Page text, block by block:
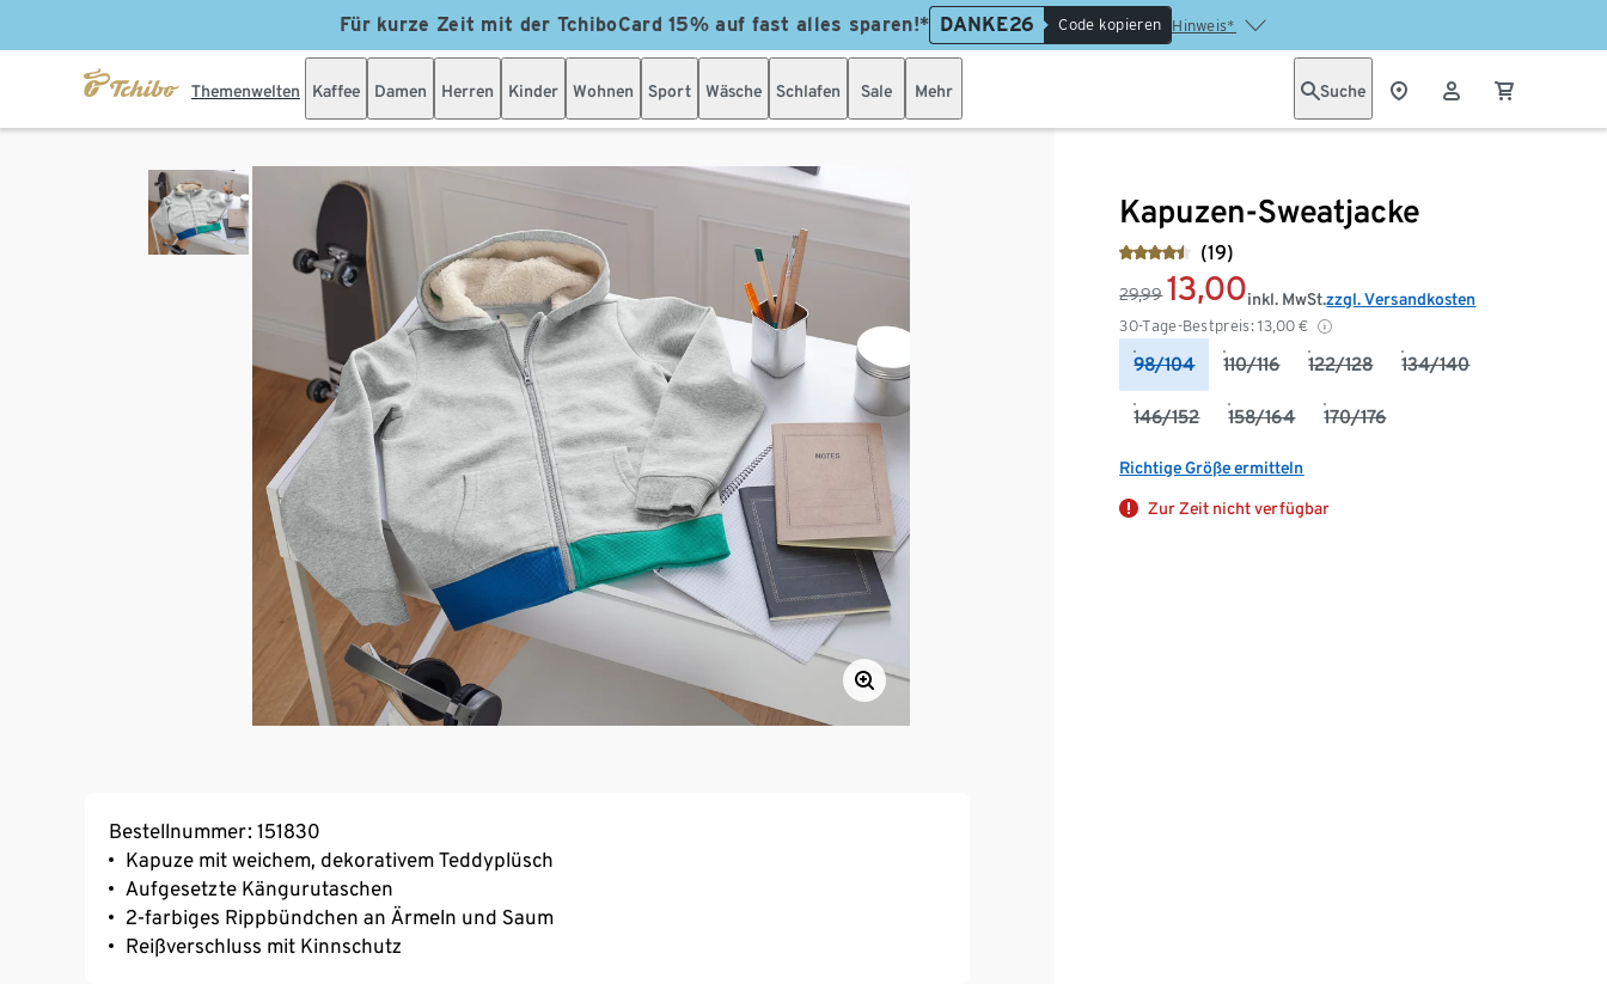
Für kurze Zeit mit der TchiboCard 15% auf fast alles sparen!* DANKE26 Code kopieren Hinweis*
Themenwelten Kaffee Damen Herren Kinder Wohnen Sport Wäsche Schlafen Sale Mehr Suche
Kapuzen-Sweatjacke
(19)
29,99 13,00
30-Tage-Bestpreis: 13,00 €
inkl. MwSt.zzgl. Versandkosten
98/104 110/116 122/128 134/140
146/152 158/164 170/176
Richtige Größe ermitteln
Zur Zeit nicht verfügbar
Bestellnummer: 151830
Kapuze mit weichem, dekorativem Teddyplüsch
Aufgesetzte Kängurutaschen
2-farbiges Rippbündchen an Ärmeln und Saum
Reißverschluss mit Kinnschutz